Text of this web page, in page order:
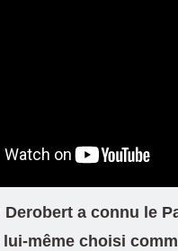
Derobert a connu le
lui-même choisi